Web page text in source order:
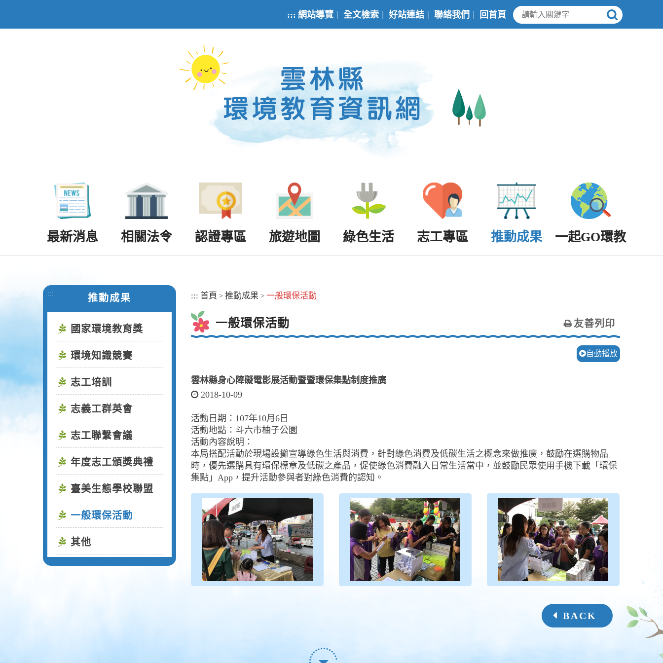
::: 網站導覽 全文檢索 好站連結 聯絡我們 回首頁
最新消息 相關法令 認證專區 旅遊地圖 綠色生活 志工專區 推動成果 一起GO環教
::: 推動成果
國家環境教育獎
環境知識競賽
志工培訓
志義工群英會
志工聯繫會議
年度志工頒獎典禮
臺美生態學校聯盟
一般環保活動
其他
::: 首頁 > 推動成果 > 一般環保活動
一般環保活動 友善列印
自動播放
雲林縣身心障礙電影展活動暨暨環保集點制度推廣
2018-10-09
活動日期：107年10月6日
活動地點：斗六市柚子公園
活動內容說明：
本局搭配活動於現場設攤宣導綠色生活與消費，針對綠色消費及低碳生活之概念來做推廣，鼓勵在選購物品
時，優先選購具有環保標章及低碳之產品，促使綠色消費融入日常生活當中，並鼓勵民眾使用手機下載「環保
集點」App，提升活動參與者對綠色消費的認知。
BACK